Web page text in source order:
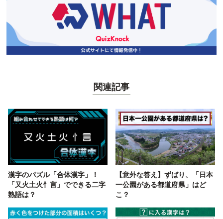
関連記事
漢字のパズル「合体漢字」！
「又火土火忄言」でできる二字
熟語は？
【意外な答え】ずばり、「日本
一公園がある都道府県」はど
こ？